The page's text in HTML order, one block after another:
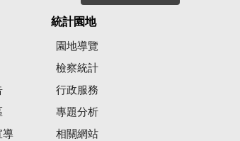
導
統計園地
園地導覽
檢察統計
行政服務
專題分析
相關網站